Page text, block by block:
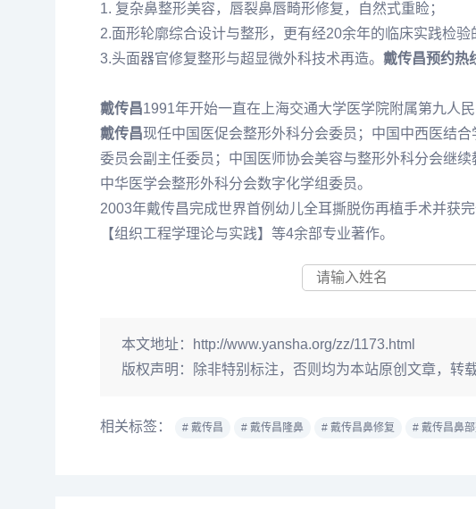
1. 复杂鼻整形美容，唇裂鼻唇畸形修复，自然式重睑；
2.面形轮廓综合设计与整形，更有经20余年的临床实践检
3.头面器官修复整形与超显微外科技术再造。 戴传昌预约热
戴传昌1991年开始一直在上海交通大学医学院附属第九人
戴传昌现任中国医促会整形外科分会委员；中国中西医结
委员会副主任委员；中国医师协会美容与整形外科分会继
中华医学会整形外科分会数字化学组委员。
2003年戴传昌完成世界首例幼儿全耳撕脱伤再植手术并获
【组织工程学理论与实践】等4余部专业著作。
本文地址：
http://www.yansha.org/zz/1173.html
版权声明：
除非特别标注，否则均为本站原创文章，转
相关标签： # 戴传昌 # 戴传昌隆鼻 # 戴传昌鼻修复 # 戴传昌鼻